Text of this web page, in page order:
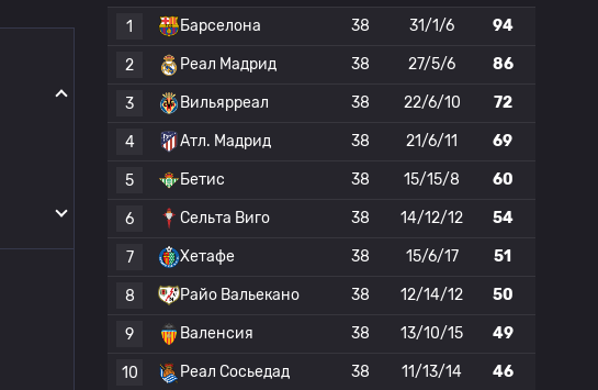
1
Барселона 38 31/1/6 94
2 Реал Мадрид 38 27/5/6 86
3 Вильярреал 38 22/6/10 72
4 Атл. Мадрид 38 21/6/11 69
5 Бетис 38 15/15/8 60
6 Сельта Виго 38 14/12/12 54
7 Хетафе 38 15/6/17 51
8 Райо Вальекано 38 12/14/12 50
9 Валенсия 38 13/10/15 49
10 Реал Сосьедад 38 11/13/14 46